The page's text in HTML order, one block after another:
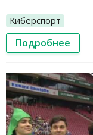
Киберспорт
Подробнее